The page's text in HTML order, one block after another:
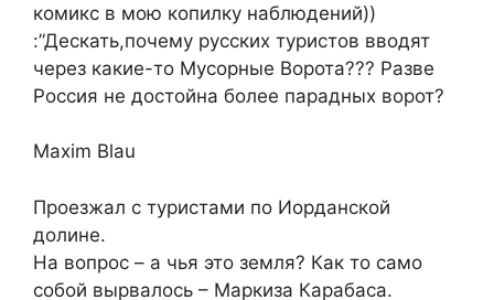
комикс в мою копилку наблюдений))
:”Дескать,почему русских туристов вводят
через какие-то Мусорные Ворота??? Разве
Россия не достойна более парадных ворот?
Maxim Blau
Проезжал с туристами по Иорданской
долине.
На вопрос – а чья это земля? Как то само
собой вырвалось – Маркиза Карабаса.